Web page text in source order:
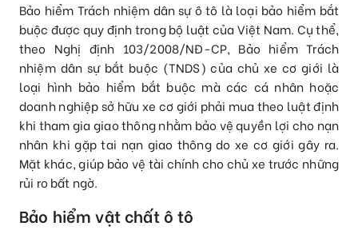
Bảo hiểm Trách nhiệm dân sự ô tô là loại bảo hiểm bắt
buộc được quy định trong bộ luật của Việt Nam. Cụ thể,
theo Nghị định 103/2008/NĐ-CP, Bảo hiểm Trách
nhiệm dân sự bắt buộc (TNDS) của chủ xe cơ giới là
loại hình bảo hiểm bắt buộc mà các cá nhân hoặc
doanh nghiệp sở hữu xe cơ giới phải mua theo luật định
khi tham gia giao thông nhằm bảo vệ quyền lợi cho nạn
nhân khi gặp tai nạn giao thông do xe cơ giới gây ra.
Mặt khác, giúp bảo vệ tài chính cho chủ xe trước những
rủi ro bất ngờ.
Bảo hiểm vật chất ô tô